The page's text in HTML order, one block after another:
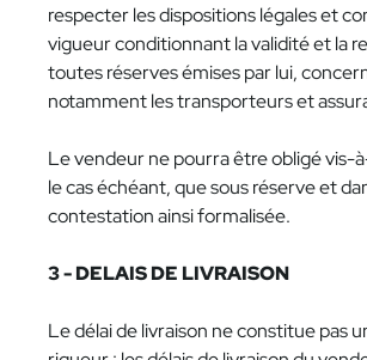
respecter les dispositions légales et
vigueur conditionnant la validité et la
toutes réserves émises par lui,
notamment les transporteurs et
Le vendeur ne pourra être obligé vis-
le cas échéant, que sous réserve et
contestation ainsi formalisée.
3 - DELAIS DE LIVRAISON
Le délai de livraison ne constitue pas